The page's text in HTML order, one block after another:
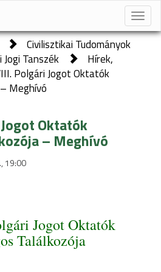
Toggle
Civilisztikai Tudományok
Tanszék
Hírek,
Polgári Jogot Oktatók
Meghívó
Oktatók
– Meghívó
19:00
Jogot Oktatók
Találkozója